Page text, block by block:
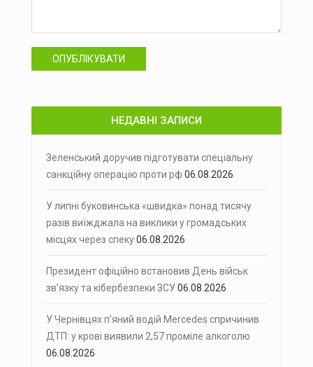
ОПУБЛІКУВАТИ
НЕДАВНІ ЗАПИСИ
Зеленський доручив підготувати спеціальну
санкційну операцію проти рф 06.08.2026
У липні буковинська «швидка» понад тисячу
разів виїжджала на виклики у громадських
місцях через спеку06.08.2026
Президент офіційно встановив День військ
зв’язку та кібербезпеки ЗСУ06.08.2026
У Чернівцях п’яний водій Mercedes спричинив
ДТП: у крові виявили 2,57 проміле алкоголю
06.08.2026